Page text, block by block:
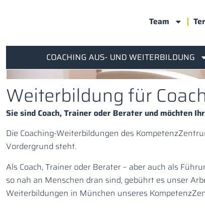
Team
COACHING AUS- UND WEITERBILDUNG
Weiterbildung für
Sie sind Coach, Trainer oder Berater und möchten
Die Coaching-Weiterbildungen des
Vordergrund steht.
Als Coach, Trainer oder Berater – aber auch als
so nah an Menschen dran sind, gebührt es unser
Weiterbildungen in München unseres